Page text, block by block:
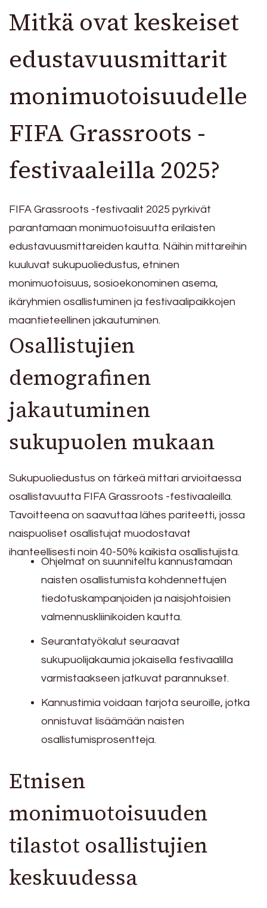
Mitkä ovat keskeiset
edustavuusmittarit
monimuotoisuudelle
FIFA Grassroots -
festivaaleilla 2025?
FIFA Grassroots -festivaalit 2025 pyrkivät
parantamaan monimuotoisuutta erilaisten
edustavuusmittareiden kautta. Näihin mittareihin
kuuluvat sukupuoliedustus, etninen
monimuotoisuus, sosioekonominen asema,
ikäryhmien osallistuminen ja festivaalipaikkojen
maantieteellinen jakautuminen.
Osallistujien
demografinen
jakautuminen
sukupuolen mukaan
Sukupuoliedustus on tärkeä mittari arvioitaessa
osallistavuutta FIFA Grassroots -festivaaleilla.
Tavoitteena on saavuttaa lähes pariteetti, jossa
naispuoliset osallistujat muodostavat
ihanteellisesti noin 40-50% kaikista osallistujista.
Ohjelmat on suunniteltu kannustamaan
naisten osallistumista kohdennettujen
tiedotuskampanjoiden ja naisjohtoisien
valmennuskliinikoiden kautta.
Seurantatyökalut seuraavat
sukupuolijakaumia jokaisella festivaalilla
varmistaakseen jatkuvat parannukset.
Kannustimia voidaan tarjota seuroille, jotka
onnistuvat lisäämään naisten
osallistumisprosentteja.
Etnisen
monimuotoisuuden
tilastot osallistujien
keskuudessa